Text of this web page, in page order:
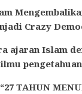
Crazy
ajaran Islam
TAHUN